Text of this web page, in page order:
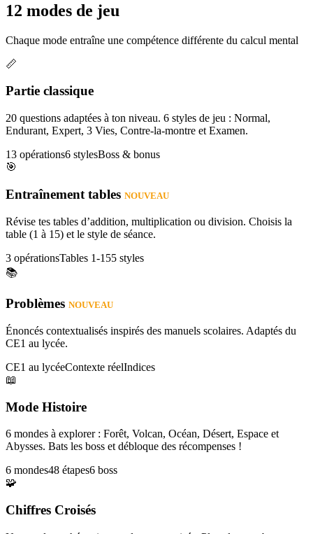
12 modes de jeu
Chaque mode entraîne une compétence différente du calcul mental
📏
Partie classique
20 questions adaptées à ton niveau. 6 styles de jeu : Normal,
Endurant, Expert, 3 Vies, Contre-la-montre et Examen.
13 opérations6 stylesBoss & bonus
🎯
Entraînement tables NOUVEAU
Révise tes tables d’addition, multiplication ou division. Choisis la
table (1 à 15) et le style de séance.
3 opérationsTables 1-155 styles
📚
Problèmes NOUVEAU
Énoncés contextualisés inspirés des manuels scolaires. Adaptés du
CE1 au lycée.
CE1 au lycéeContexte réelIndices
📖
Mode Histoire
6 mondes à explorer : Forêt, Volcan, Océan, Désert, Espace et
Abysses. Bats les boss et débloque des récompenses !
6 mondes48 étapes6 boss
🧩
Chiffres Croisés